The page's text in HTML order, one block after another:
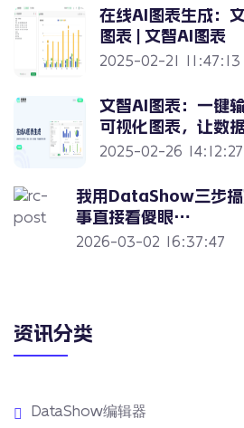
在线AI图表生成：
图表 | 文智AI图表
2025-02-21 11:47:13
文智AI图表：一键
可视化图表，让数
2025-02-26 14:12:27
我用DataShow三步搞
事直接看傻眼…
2026-03-02 16:37:47
资讯分类
DataShow编辑器